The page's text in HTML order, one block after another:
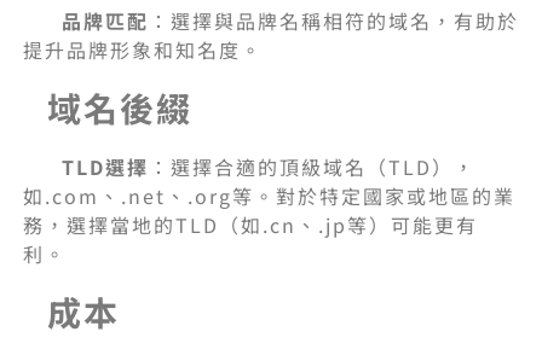
品牌匹配 ：選擇與品牌名稱相符的域名，有助於
提升品牌形象和知名度。
域名後綴
TLD選擇 ：選擇合適的頂級域名（TLD），
如.com、.net、.org等。對於特定國家或地區的業
務，選擇當地的TLD（如.cn、.jp等）可能更有
利。
成本